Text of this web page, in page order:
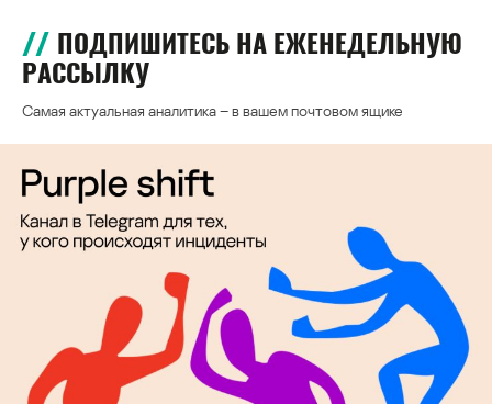
ПОДПИШИТЕСЬ НА ЕЖЕНЕДЕЛЬНУЮ
РАССЫЛКУ
Самая актуальная аналитика – в вашем почтовом ящике